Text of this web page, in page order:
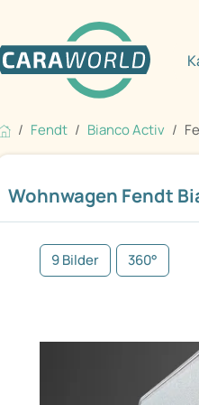
Fendt Bianco Activ
Wohnwagen Fendt
9 Bilder 360°